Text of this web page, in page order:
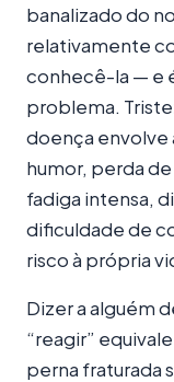
banalizado do
relativamente
conhecê-la — e
problema.
doença
humor, perda
fadiga intensa,
dificuldade de
risco à própria
Dizer a alguém
“reagir”
perna fraturada